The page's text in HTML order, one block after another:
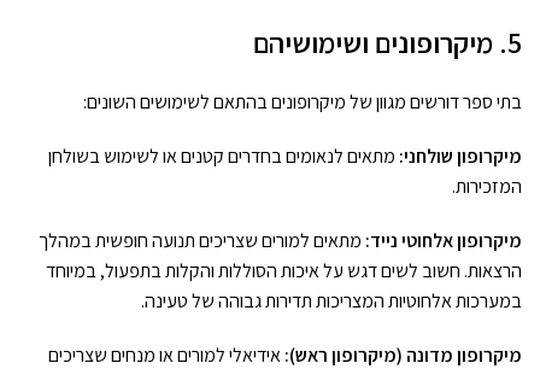
5. מיקרופונים ושימושיהם
בתי ספר דורשים מגוון של מיקרופונים בהתאם לשימושים השונים:
מיקרופון שולחני: מתאים לנאומים בחדרים קטנים או לשימוש בשולחן
המזכירות.
מיקרופון אלחוטי נייד: מתאים למורים שצריכים תנועה חופשית במהלך
הרצאות. חשוב לשים דגש על איכות הסוללות והקלות בתפעול, במיוחד
במערכות אלחוטיות המצריכות תדירות גבוהה של טעינה.
מיקרופון מדונה (מיקרופון ראש):אידיאלי למורים או מנחים שצריכים